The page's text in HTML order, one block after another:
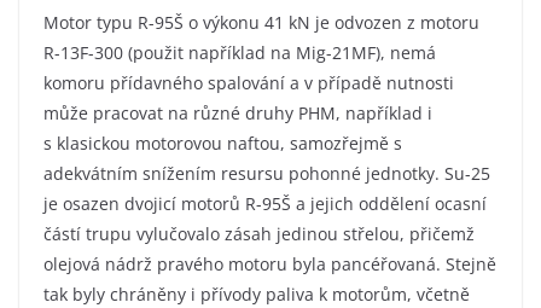
Motor typu R-95Š o výkonu 41 kN je odvozen z motoru
R-13F-300 (použit například na Mig-21MF), nemá
komoru přídavného spalování a v případě nutnosti
může pracovat na různé druhy PHM, například i
s klasickou motorovou naftou, samozřejmě s
adekvátním snížením resursu pohonné jednotky. Su-25
je osazen dvojicí motorů R-95Š a jejich oddělení ocasní
částí trupu vylučovalo zásah jedinou střelou, přičemž
olejová nádrž pravého motoru byla pancéřovaná. Stejně
tak byly chráněny i přívody paliva k motorům, včetně